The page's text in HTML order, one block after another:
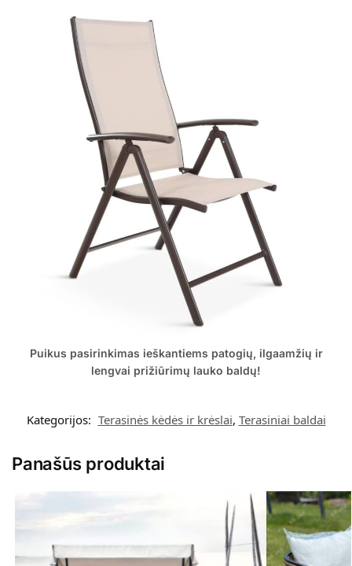
Puikus pasirinkimas ieškantiems patogių, ilgaamžių ir
lengvai prižiūrimų lauko baldų!
Kategorijos: Terasinės kėdės ir krėslai, Terasiniai baldai
Panašūs produktai